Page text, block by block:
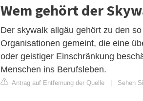
Wem gehört der
Der skywalk allgäu gehört zu den
Organisationen gemeint, die eine
oder geistiger Einschränkung
Menschen ins Berufsleben.
Antrag auf Entfernung der Quelle | Sehen